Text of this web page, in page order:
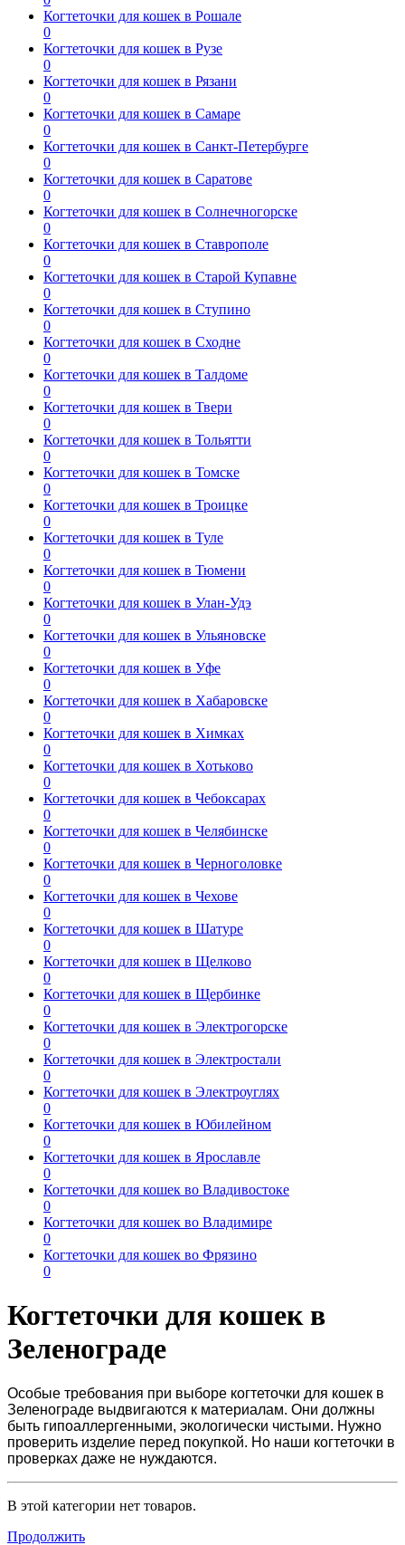
Когтеточки для кошек в Рошале
0
Когтеточки для кошек в Рузе
0
Когтеточки для кошек в Рязани
0
Когтеточки для кошек в Самаре
0
Когтеточки для кошек в Санкт-Петербурге
0
Когтеточки для кошек в Саратове
0
Когтеточки для кошек в Солнечногорске
0
Когтеточки для кошек в Ставрополе
0
Когтеточки для кошек в Старой Купавне
0
Когтеточки для кошек в Ступино
0
Когтеточки для кошек в Сходне
0
Когтеточки для кошек в Талдоме
0
Когтеточки для кошек в Твери
0
Когтеточки для кошек в Тольятти
0
Когтеточки для кошек в Томске
0
Когтеточки для кошек в Троицке
0
Когтеточки для кошек в Туле
0
Когтеточки для кошек в Тюмени
0
Когтеточки для кошек в Улан-Удэ
0
Когтеточки для кошек в Ульяновске
0
Когтеточки для кошек в Уфе
0
Когтеточки для кошек в Хабаровске
0
Когтеточки для кошек в Химках
0
Когтеточки для кошек в Хотьково
0
Когтеточки для кошек в Чебоксарах
0
Когтеточки для кошек в Челябинске
0
Когтеточки для кошек в Черноголовке
0
Когтеточки для кошек в Чехове
0
Когтеточки для кошек в Шатуре
0
Когтеточки для кошек в Щелково
0
Когтеточки для кошек в Щербинке
0
Когтеточки для кошек в Электрогорске
0
Когтеточки для кошек в Электростали
0
Когтеточки для кошек в Электроуглях
0
Когтеточки для кошек в Юбилейном
0
Когтеточки для кошек в Ярославле
0
Когтеточки для кошек во Владивостоке
0
Когтеточки для кошек во Владимире
0
Когтеточки для кошек во Фрязино
0
Когтеточки для кошек в
Зеленограде
Особые требования при выборе когтеточки для кошек в
Зеленограде выдвигаются к материалам. Они должны
быть гипоаллергенными, экологически чистыми. Нужно
проверить изделие перед покупкой. Но наши когтеточки в
проверках даже не нуждаются.
В этой категории нет товаров.
Продолжить